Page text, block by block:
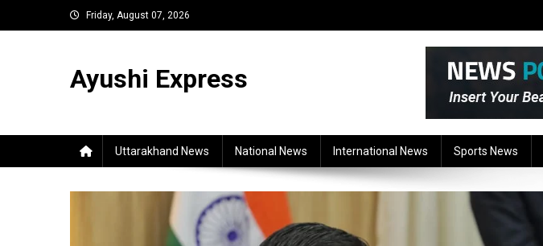
to
Friday, August 07, 2026
Ayushi Express
Uttarakhand News National News International News Sports News